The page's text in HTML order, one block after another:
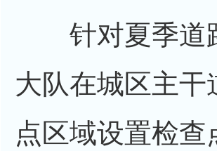
针对夏季道路
大队在城区主
点区域设置检